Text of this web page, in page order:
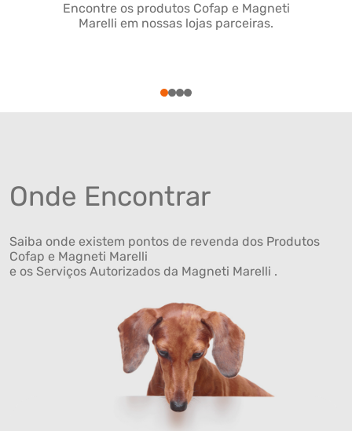
Encontre os produtos Cofap e Magneti
Marelli em nossas lojas parceiras.
1234
Onde Encontrar
Saiba onde existem pontos de revenda dos Produtos
Cofap e Magneti Marelli
e os Serviços Autorizados da Magneti Marelli .